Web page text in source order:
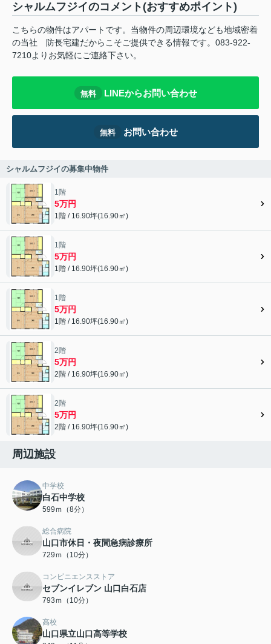
シャルムフジイのコメント(おすすめポイント)
こちらの物件はアパートです。当物件の周辺環境なども地域密着
の当社 防長宅建だからこそご提供できる情報です。083-922-
7210よりお気軽にご連絡下さい。
無料 LINEからお問い合わせ
無料 お問い合わせ
シャルムフジイの募集中物件
1階
5万円
1階 / 16.90坪(16.90㎡)
1階
5万円
1階 / 16.90坪(16.90㎡)
1階
5万円
1階 / 16.90坪(16.90㎡)
2階
5万円
2階 / 16.90坪(16.90㎡)
2階
5万円
2階 / 16.90坪(16.90㎡)
周辺施設
中学校
白石中学校
599ｍ（8分）
総合病院
山口市休日・夜間急病診療所
729ｍ（10分）
コンビニエンスストア
セブンイレブン 山口白石店
793ｍ（10分）
高校
山口県立山口高等学校